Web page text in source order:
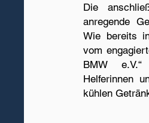
Die
anregende
Wie bereits
vom
BMW e.V.“
Helferinnen
kühlen